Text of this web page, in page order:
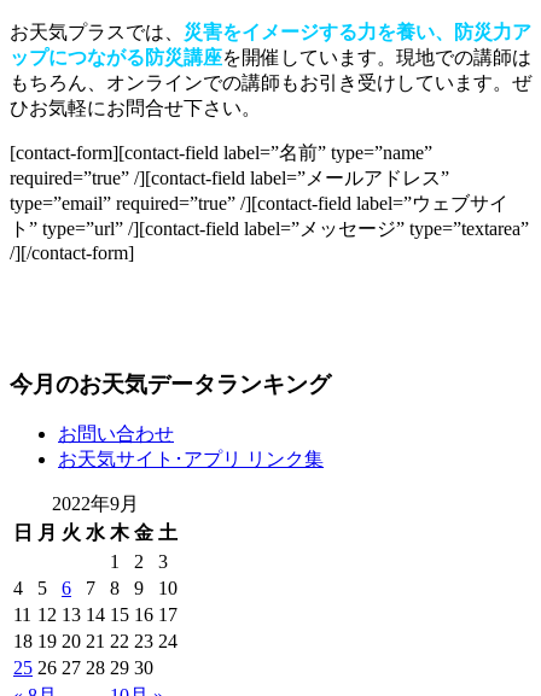
お天気プラスでは、 災害をイメージする力を養い、防災力ア
ップにつながる防災講座を開催しています。現地での講師は
もちろん、オンラインでの講師もお引き受けしています。ぜ
ひお気軽にお問合せ下さい。
[contact-form][contact-field label=”名前” type=”name”
required=”true” /][contact-field label=”メールアドレス”
type=”email” required=”true” /][contact-field label=”ウェブサイ
ト” type=”url” /][contact-field label=”メッセージ” type=”textarea”
/][/contact-form]
今月のお天気データランキング
お問い合わせ
お天気サイト･アプリ リンク集
2022年9月
日
月 火 水 木 金 土
1 2
3
4
5 6 7 8 9
10
11 12 13 14 15 16 17
18 19 20 21 22 23 24
25 26 27 28 29 30